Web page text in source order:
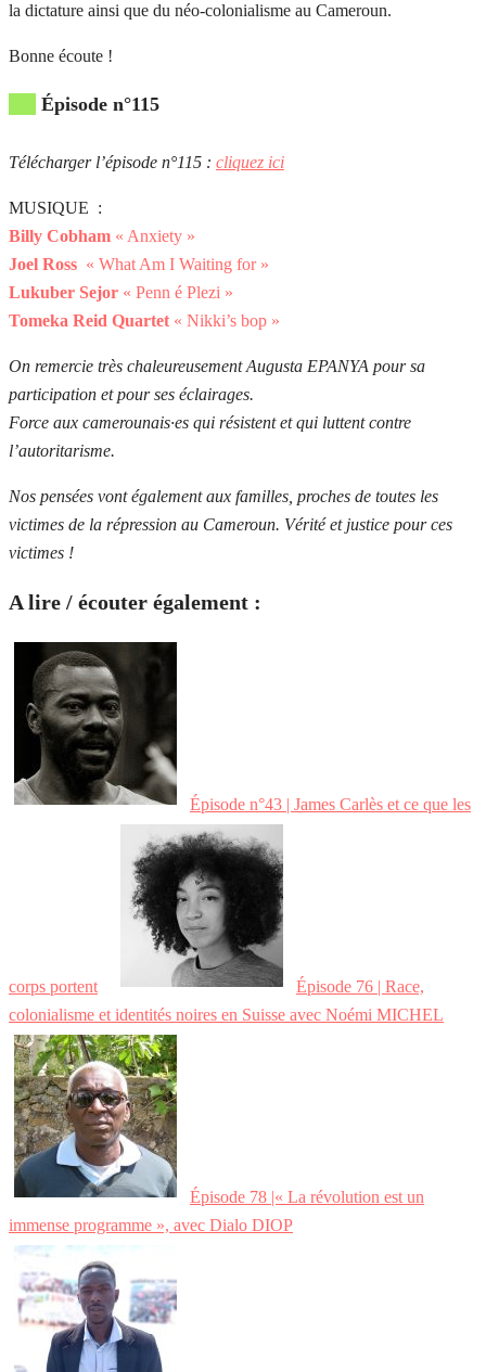
la dictature ainsi que du néo-colonialisme au Cameroun.
Bonne écoute !
Épisode n°115
Télécharger l’épisode n°115 : cliquez ici
MUSIQUE :
Billy Cobham « Anxiety »
Joel Ross « What Am I Waiting for »
Lukuber Sejor « Penn é Plezi »
Tomeka Reid Quartet « Nikki’s bop »
On remercie très chaleureusement Augusta EPANYA pour sa
participation et pour ses éclairages.
Force aux camerounais·es qui résistent et qui luttent contre
l’autoritarisme.
Nos pensées vont également aux familles, proches de toutes les
victimes de la répression au Cameroun. Vérité et justice pour ces
victimes !
A lire / écouter également :
Épisode n°43 | James Carlès et ce que les
corps portent
Épisode 76 | Race,
colonialisme et identités noires en Suisse avec Noémi MICHEL
Épisode 78 |« La révolution est un
immense programme », avec Dialo DIOP